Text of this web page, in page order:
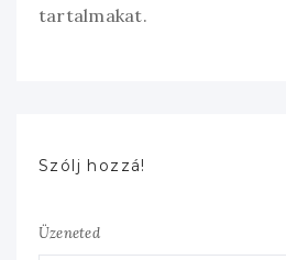
tartalmakat.
Szólj hozzá!
Üzeneted